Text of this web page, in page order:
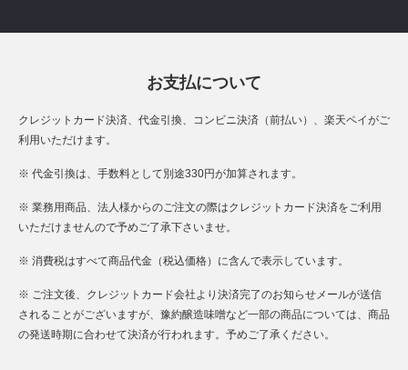
お支払について
クレジットカード決済、代金引換、コンビニ決済（前払い）、楽天ペイがご
利用いただけます。
※ 代金引換は、手数料として別途330円が加算されます。
※ 業務用商品、法人様からのご注文の際はクレジットカード決済をご利用
いただけませんので予めご了承下さいませ。
※ 消費税はすべて商品代金（税込価格）に含んで表示しています。
※ ご注文後、クレジットカード会社より決済完了のお知らせメールが送信
されることがございますが、豫約醸造味噌など一部の商品については、商品
の発送時期に合わせて決済が行われます。予めご了承ください。